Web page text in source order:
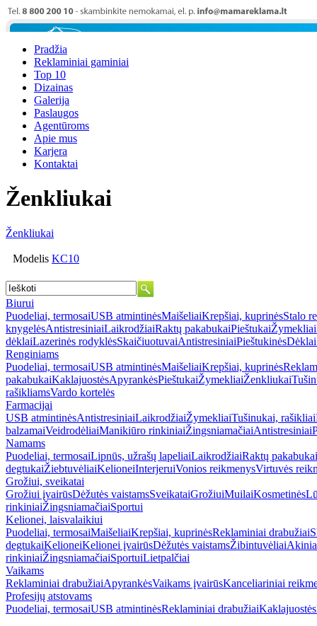
Pradžia
Reklaminiai gaminiai
Top 10
Dizainas
Galerija
Paslaugos
Agentūroms
Apie mus
Karjera
Kontaktai
Ženkliukai
Ženkliukai
Modelis KC10
Biurui
Puodeliai, termosaiUSB atmintinėsMaišeliaiKrepšiai, kuprinėsStalo
knygelėsAntistresiniaiLaikrodžiaiRaktų pakabukaiPieštukaiŽymekliai
dėklaiLazerinės rodyklėsSkaičiuotuvaiAntistresiniaiPieštukinės
Renginiams
Puodeliai, termosaiUSB atmintinėsMaišeliaiKrepšiai, kuprinės
pakabukaiKaklajuostėsApyrankėsPieštukaiŽymekliaiŽenkliukai
rašikliamsVardo kortelės
Farmacijai
USB atmintinėsAntistresiniaiLaikrodžiaiŽymekliaiTušinukai, rašikliai
balzamaiVeidrodėliaiManikiūro rinkiniaiŽingsniamačiaiAntistresiniai
Namams
Puodeliai, termosaiLipnūs, užrašų lapeliaiLaikrodžiaiRaktų pakabukai
degtukaiŽiebtuvėliaiKelioneiInterjeruiVonios reikmenysVirtuvės
Grožiui, sveikatai
Grožiui įvairūsDėžutės vaistamsSveikataiGrožiuiMuilaiKosmetinės
rinkiniaiŽingsniamačiaiSportui
Kelionei, laisvalaikiui
Puodeliai, termosaiMaišeliaiKrepšiai, kuprinėsReklaminiai drabužiai
degtukaiKelioneiKelionei įvairūsDėžutės vaistamsŽibintuvėliai
rinkiniaiŽingsniamačiaiSportuiLietpalčiai
Vaikams
Reklaminiai drabužiaiApyrankėsVaikams įvairūsKanceliariniai
Profesijų atstovams
Puodeliai, termosaiUSB atmintinėsReklaminiai drabužiaiKaklajuostės